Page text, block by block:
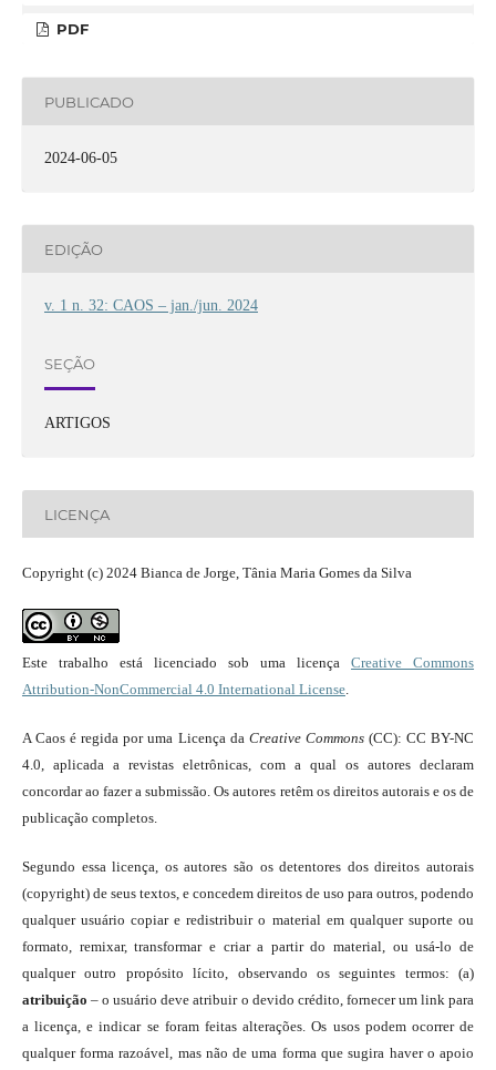
PDF
PUBLICADO
2024-06-05
EDIÇÃO
v. 1 n. 32: CAOS – jan./jun. 2024
SEÇÃO
ARTIGOS
LICENÇA
Copyright (c) 2024 Bianca de Jorge, Tânia Maria Gomes da Silva
Este trabalho está licenciado sob uma licençaCreative Commons
Attribution-NonCommercial 4.0 International License.
A Caos é regida por uma Licença da Creative Commons(CC): CC BY-NC
4.0, aplicada a revistas eletrônicas, com a qual os autores declaram
concordar ao fazer a submissão. Os autores retêm os direitos autorais e os de
publicação completos.
Segundo essa licença, os autores são os detentores dos direitos autorais
(copyright) de seus textos, e concedem direitos de uso para outros, podendo
qualquer usuário copiar e redistribuir o material em qualquer suporte ou
formato, remixar, transformar e criar a partir do material, ou usá-lo de
qualquer outro propósito lícito, observando os seguintes termos: (a)
atribuição – o usuário deve atribuir o devido crédito, fornecer um link para
a licença, e indicar se foram feitas alterações. Os usos podem ocorrer de
qualquer forma razoável, mas não de uma forma que sugira haver o apoio